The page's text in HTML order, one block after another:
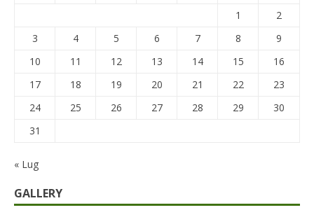
1
2
3
4 5 6 7 8
9
10
11 12 13 14 15
16
17
18 19 20 21 22
23
24
25 26 27 28 29
30
31
« Lug
GALLERY